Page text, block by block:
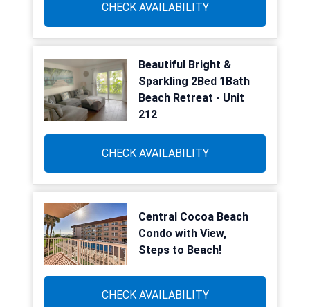
CHECK AVAILABILITY
Beautiful Bright &
Sparkling 2Bed 1Bath
Beach Retreat - Unit
212
CHECK AVAILABILITY
Central Cocoa Beach
Condo with View,
Steps to Beach!
CHECK AVAILABILITY